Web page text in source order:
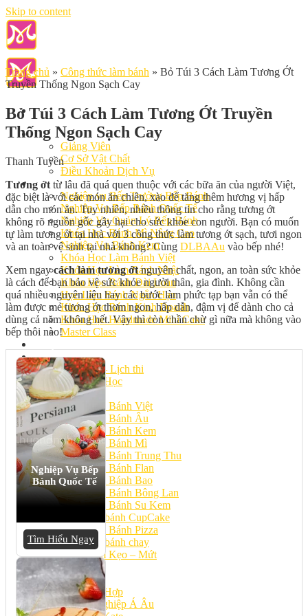
Skip to content
Giới Thiệu
Giảng Viên
Cơ Sở Vật Chất
Điều Khoản Dịch Vụ
Học Làm Bánh
Nghiệp vụ Bếp Trưởng Bếp Bánh
Nghiệp Vụ Bếp Bánh Quốc Tế
Nghiệp Vụ Quản Lý Bếp Bánh
Khóa Học Bánh Mì Nâng Cao
Nghiệp Vụ Bánh Kem
Khóa Học Làm Bánh Việt
Khóa Học Làm Bánh Nhật
Khóa Học Bánh Đài Loan
Học Làm Bánh Ngắn Hạn
Khóa Học Bánh Kinh Doanh
Khóa Học Handmade Mini Cake
Master Class
Khai Giảng
Lịch học – Lịch thi
Đăng Ký Học
Công Thức
Cách Làm Bánh Việt
Cách Làm Bánh Âu
Cách Làm Bánh Kem
Cách Làm Bánh Mì
Cách Làm Bánh Trung Thu
Cách Làm Bánh Flan
Cách Làm Bánh Bao
Cách Làm Bánh Bông Lan
Cách Làm Bánh Su Kem
Cách làm bánh CupCake
Cách Làm Bánh Pizza
Cách làm bánh chay
Cách Làm Kẹo – Mứt
Video
Tin tức
Tin Tổng Hợp
Hướng Nghiệp Á Âu
Trang chủ » Công thức làm bánh » Bỏ Túi 3 Cách Làm Tương Ớt
Truyền Thống Ngon Sạch Cay
Bỏ Túi 3 Cách Làm Tương Ớt Truyền
Thống Ngon Sạch Cay
Thanh Tuyền
Tương ớt từ lâu đã quá quen thuộc với các bữa ăn của người Việt,
đặc biệt là với các món ăn chiên, xào để tăng thêm hương vị hấp
dẫn cho món ăn. Tuy nhiên, nhiều thông tin cho rằng tương ớt
không rõ nguồn gốc gây hại cho sức khỏe con người. Bạn có muốn
tự làm tương ớt tại nhà với 3 công thức làm tương ớt sạch, tươi ngon
và an toàn vệ sinh tại nhà không? Cùng DLBAAu vào bếp nhé!
Xem ngaycách làm tương ớtnguyên chất, ngon, an toàn sức khỏe
là cách để bạn bảo vệ sức khỏe người thân, gia đình. Không cần
quá nhiều nguyên liệu hay các bước làm phức tạp bạn vẫn có thể
làm được mẻ tương ớt thơm ngon, hấp dẫn, đậm vị để dành cho cả
dùng cả năm không hết. Vậy thì còn chần chừ gì nữa mà không vào
bếp thôi nào!
Nghiệp Vụ Bếp
Bánh Quốc Tế
Tìm Hiểu Ngay